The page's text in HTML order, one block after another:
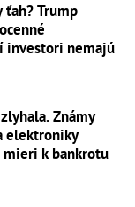
ťah? Trump
investori nemajú
Známy
elektroniky
k bankrotu